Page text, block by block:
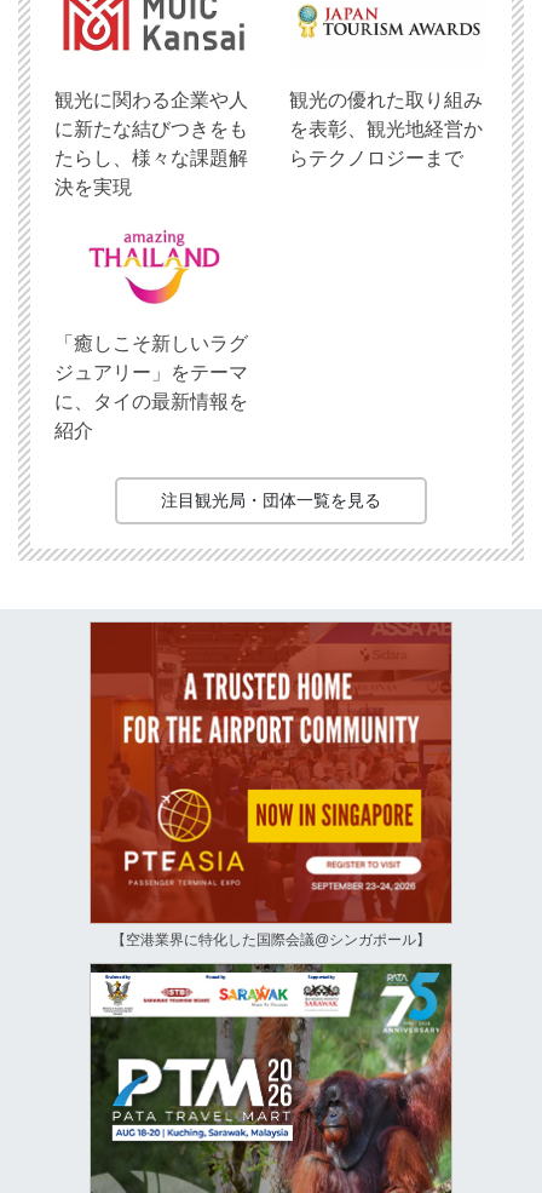
観光に関わる企業や人
に新たな結びつきをも
たらし、様々な課題解
決を実現
観光の優れた取り組み
を表彰、観光地経営か
らテクノロジーまで
「癒しこそ新しいラグ
ジュアリー」をテーマ
に、タイの最新情報を
紹介
注目観光局・団体一覧を見る
【空港業界に特化した国際会議@シンガポール】